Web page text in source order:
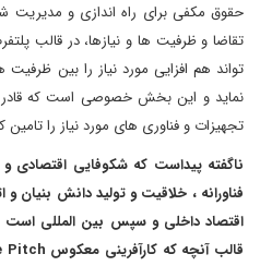
حقوق مکفی برای راه اندازی و مدیریت
تقاضا و ظرفیت ها و نیازها، در قالب
تواند هم افزایی مورد نیاز را بین ظرفیت
نماید و این بخش خصوصی است که قادر
تجهیزات و فناوری های مورد نیاز را تامین
ناگفته پیداست که شکوفایی اقتصادی
فناورانه ، خلاقیت و تولید دانش
اقتصاد داخلی و سپس بین المللی است .